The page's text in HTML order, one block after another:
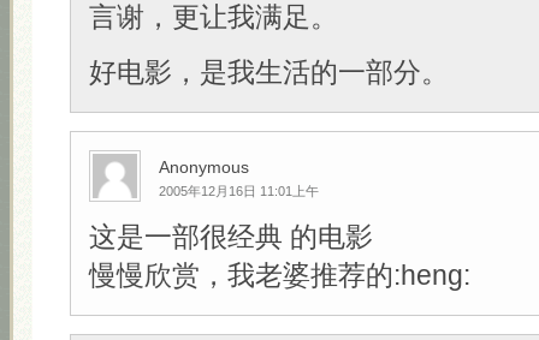
言谢，更让我满足。
好电影，是我生活的一部分。
Anonymous
2005年12月16日 11:01上午
这是一部很经典 的电影
慢慢欣赏，我老婆推荐的:heng: